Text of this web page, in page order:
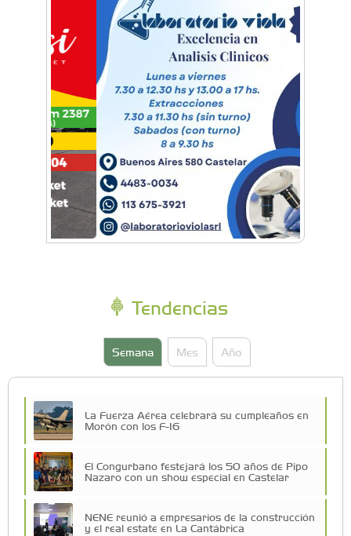
Empezá a estudiar en agosto: la Universidad
de Morón abrió las inscripciones para el
segundo cuatrimestre
Tendencias
Semana Mes Año
La Fuerza Aérea celebrará su cumpleaños en
Morón con los F-16
El Congurbano festejará los 50 años de Pipo
Nazaro con un show especial en Castelar
NENE reunió a empresarios de la construcción
y el real estate en La Cantábrica